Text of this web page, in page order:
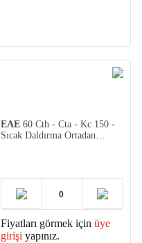
EAE 60 Cth - Cta - Kc 150 -
Sıcak Daldırma Ortadan
Fiyatları görmek için üye
girişi yapınız.